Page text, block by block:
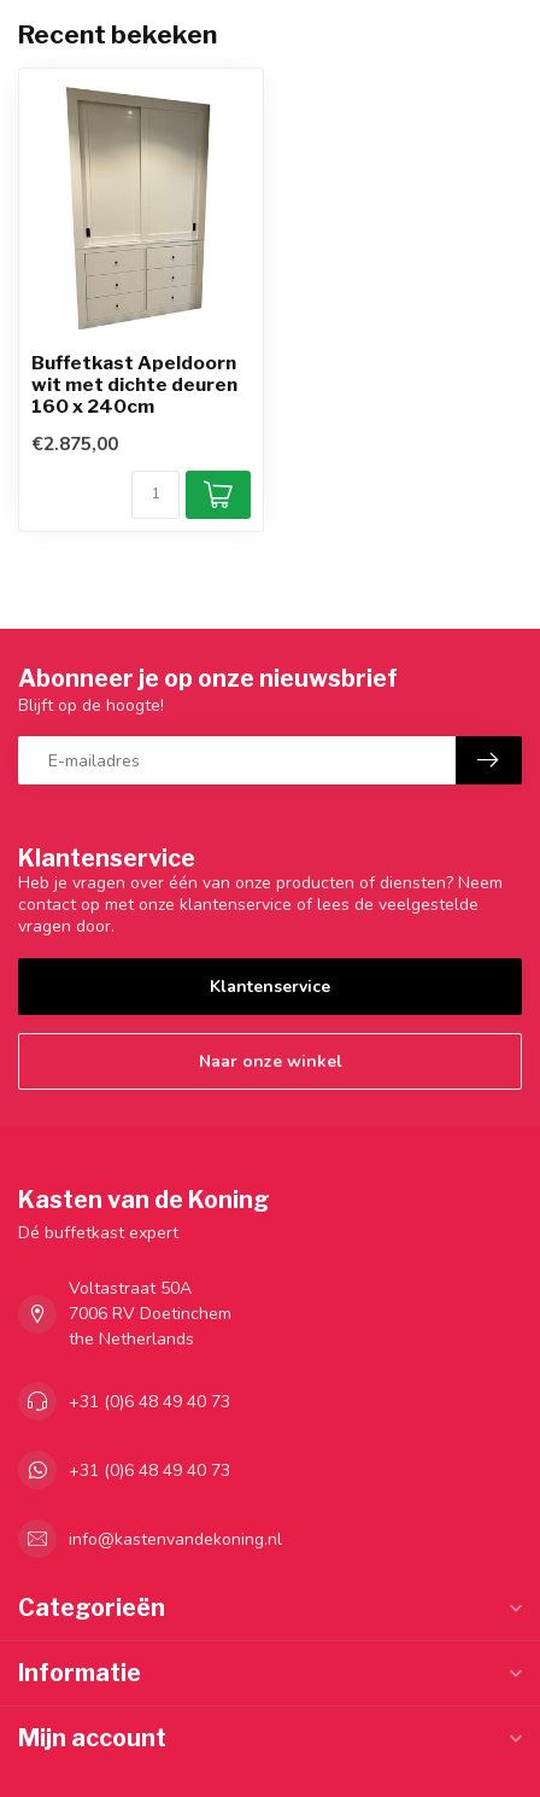
Recent bekeken
Buffetkast Apeldoorn
wit met dichte deuren
160 x 240cm
€2.875,00
Klantenservice
Heb je vragen over één van onze producten of diensten? Neem
contact op met onze klantenservice of lees de veelgestelde
vragen door.
Klantenservice
Naar onze winkel
Abonneer je op onze nieuwsbrief
Blijft op de hoogte!
Kasten van de Koning
Dé buffetkast expert
Voltastraat 50A
7006 RV Doetinchem
the Netherlands
+31 (0)6 48 49 40 73
+31 (0)6 48 49 40 73
info@kastenvandekoning.nl
Categorieën
Informatie
Mijn account